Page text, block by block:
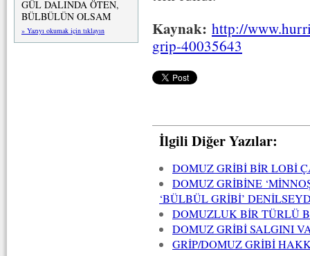
GÜL DALINDA ÖTEN,
BÜLBÜLÜN OLSAM
» Yazıyı okumak için tıklayın Kaynak: http://
grip-40035643
İlgili Diğer Yazılar:
DOMUZ GRİBİ BİR LOBİ
DOMUZ GRİBİNE
‘BÜLBÜL GRİBİ’
DOMUZLUK BİR TÜRLÜ
DOMUZ GRİBİ SALGINI
GRİP/DOMUZ GRİBİ